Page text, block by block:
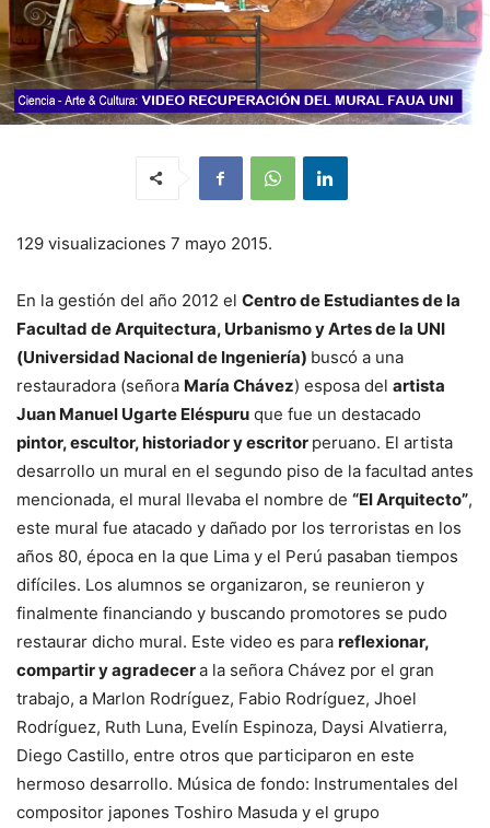
129 visualizaciones 7 mayo 2015.
En la gestión del año 2012 el Centro de Estudiantes de la
Facultad de Arquitectura, Urbanismo y Artes de la UNI
(Universidad Nacional de Ingeniería) buscó a una
restauradora (señora María Chávez) esposa del artista
Juan Manuel Ugarte Eléspuru que fue un destacado
pintor, escultor, historiador y escritor peruano. El artista
desarrollo un mural en el segundo piso de la facultad antes
mencionada, el mural llevaba el nombre de “El Arquitecto”,
este mural fue atacado y dañado por los terroristas en los
años 80, época en la que Lima y el Perú pasaban tiempos
difíciles. Los alumnos se organizaron, se reunieron y
finalmente financiando y buscando promotores se pudo
restaurar dicho mural. Este video es para reflexionar,
compartir y agradecera la señora Chávez por el gran
trabajo, a Marlon Rodríguez, Fabio Rodríguez, Jhoel
Rodríguez, Ruth Luna, Evelín Espinoza, Daysi Alvatierra,
Diego Castillo, entre otros que participaron en este
hermoso desarrollo. Música de fondo: Instrumentales del
compositor japones Toshiro Masuda y el grupo